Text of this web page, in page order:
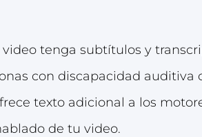
video tenga subtítulos y
con discapacidad auditiva
texto adicional a los
de tu video.